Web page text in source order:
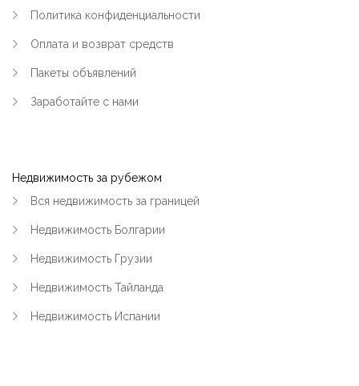
Политика конфиденциальности
Оплата и возврат средств
Пакеты объявлений
Заработайте с нами
Недвижимость за рубежом
Вся недвижимость за границей
Недвижимость Болгарии
Недвижимость Грузии
Недвижимость Тайланда
Недвижимость Испании